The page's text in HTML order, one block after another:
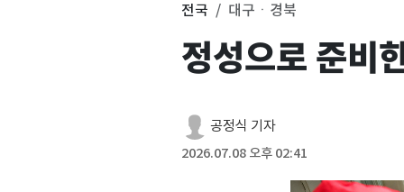
전국 대구ㆍ경북
정성으로 준비
공정식 기자
2026.07.08 오후 02:41